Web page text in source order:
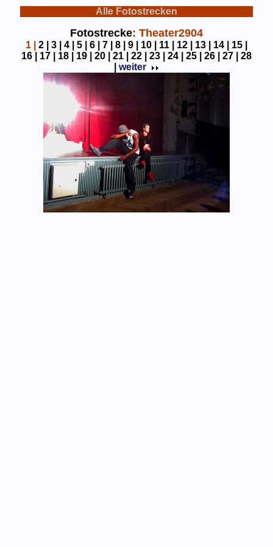
Alle Fotostrecken
Fotostrecke: Theater2904
1 2 | 3 | 4 | 5 | 6 | 7 | 8 | 9 | 10 | 11 | 12 | 13 | 14 |
15 |
16 |
17 | 18 | 19 | 20 | 21 | 22 | 23 | 24 | 25 | 26 | 27 |
28
weiter